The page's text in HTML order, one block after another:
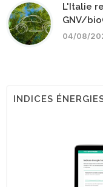
L'Italie
GNV/
04/08/
INDICES